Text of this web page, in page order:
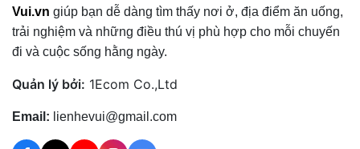
Vui.vn giúp bạn dễ dàng tìm thấy nơi ở, địa điểm ăn uống,
trải nghiệm và những điều thú vị phù hợp cho mỗi chuyến
đi và cuộc sống hằng ngày.
Quản lý bởi: 1Ecom Co.,Ltd
Email: lienhevui@gmail.com